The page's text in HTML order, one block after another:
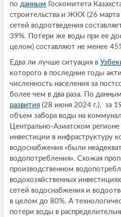
по данным Госкомитета
строительства и ЖКХ (26 марта
сетей водоотведения
39%. Потери же воды при ее
целом) составляют не менее
Едва ли лучше ситуация в
которого в последние годы
численность населения за
более чем в два раза. По данным
развития(28 июня 2024 г.), за
объем забора воды на
Центрально-Азиатском регионе
инвестиции в инфраструктуру
водоснабжения «были
водопотребления». Схожая
производственном
водохозяйственных
сетей водоснабжения и
в целом до 80%. А
потери воды в